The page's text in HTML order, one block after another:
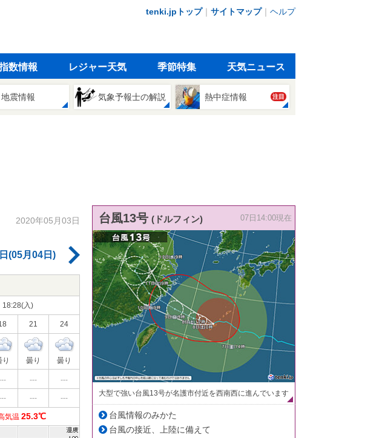
tenki.jpトップ｜ サイトマップ｜ ヘルプ
数情報 レジャー天気 季節特集 天気ニュース
地震情報 気象予報士の解説 熱中症情報 注目
2020年05月03日
(05月04日)
18:28(入)
21 24
り 曇り 曇り
--- ---
--- ---
気温 25.3℃
台風13号 (ドルフィン) 07日14:00現在
大型で強い台風13号が名護市付近を西南西に進んでいます
台風情報のみかた
台風の接近、上陸に備えて